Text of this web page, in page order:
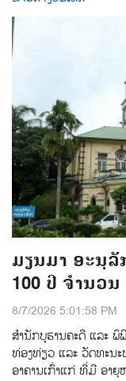
ມຽນມາ ອະນຸ
100 ປີ ຈຳນວ
8/7/2026 5:01:58 PM
ສຳນັກບູຮານຄະດີ ແລະ ພິ
ທ່ອງທ່ຽວ ແລະ ວັດທະນ
ອາຄານເກົ່າແກ່ ທີ່ມີ ອາ